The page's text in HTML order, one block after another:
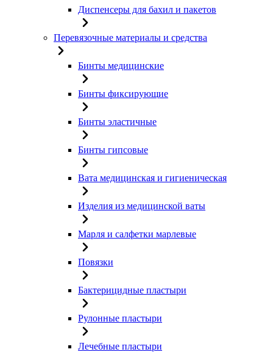
Диспенсеры для бахил и пакетов
Перевязочные материалы и средства
Бинты медицинские
Бинты фиксирующие
Бинты эластичные
Бинты гипсовые
Вата медицинская и гигиеническая
Изделия из медицинской ваты
Марля и салфетки марлевые
Повязки
Бактерицидные пластыри
Рулонные пластыри
Лечебные пластыри